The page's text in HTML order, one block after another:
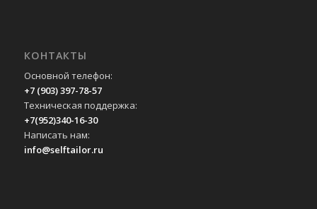
КОНТАКТЫ
Основной телефон:
+7 (903) 397-78-57
Техническая поддержка:
+7(952)340-16-30
Написать нам:
info@selftailor.ru